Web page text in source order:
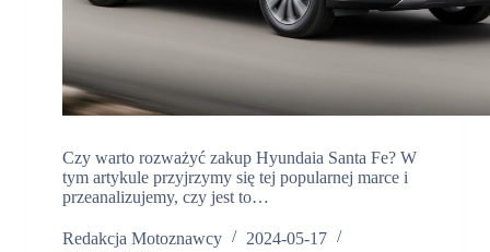
Czy warto rozważyć zakup Hyundaia Santa Fe? W
tym artykule przyjrzymy się tej popularnej marce i
przeanalizujemy, czy jest to…
Redakcja Motoznawcy
2024-05-17